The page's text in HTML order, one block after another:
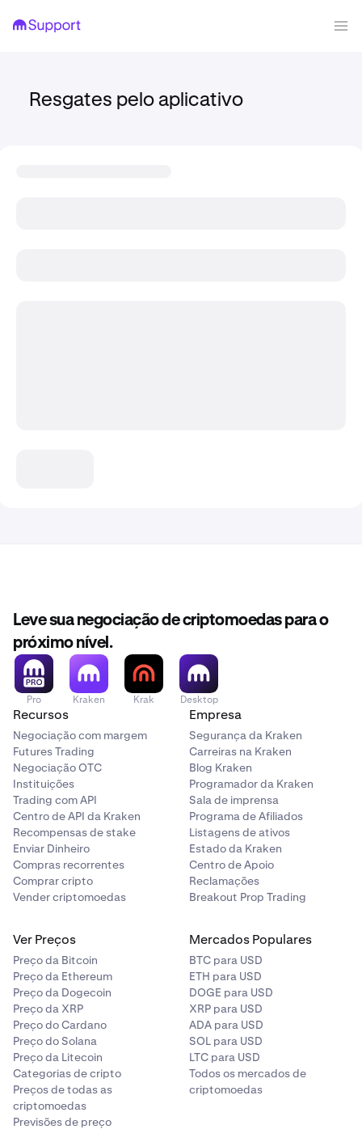
Resgates pelo aplicativo
Leve sua negociação de criptomoedas para o
próximo nível.
Pro Kraken Krak Desktop
Recursos
Negociação com margem
Futures Trading
Negociação OTC
Instituições
Trading com API
Centro de API da Kraken
Recompensas de stake
Enviar Dinheiro
Compras recorrentes
Comprar cripto
Vender criptomoedas
Empresa
Segurança da Kraken
Carreiras na Kraken
Blog Kraken
Programador da Kraken
Sala de imprensa
Programa de Afiliados
Listagens de ativos
Estado da Kraken
Centro de Apoio
Reclamações
Breakout Prop Trading
Ver Preços
Preço da Bitcoin
Preço da Ethereum
Preço da Dogecoin
Preço da XRP
Preço do Cardano
Preço do Solana
Preço da Litecoin
Categorias de cripto
Preços de todas as
criptomoedas
Previsões de preço
Mercados Populares
BTC para USD
ETH para USD
DOGE para USD
XRP para USD
ADA para USD
SOL para USD
LTC para USD
Todos os mercados de
criptomoedas